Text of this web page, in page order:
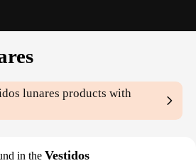
lunares products with
in the Vestidos